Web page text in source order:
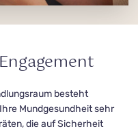
besteht
Mundgesundheit sehr
die auf Sicherheit